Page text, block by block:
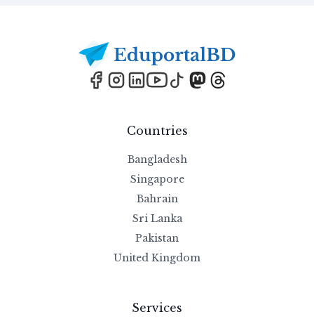
Countries
Bangladesh
Singapore
Bahrain
Sri Lanka
Pakistan
United Kingdom
Services